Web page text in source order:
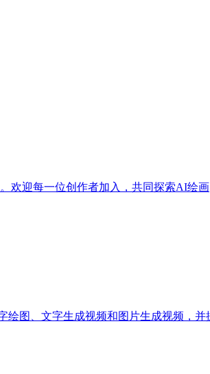
欢迎每一位创作者加入，共同探索AI绘画
图、文字生成视频和图片生成视频，并